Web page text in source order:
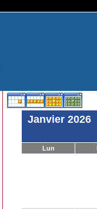
Janvier 2026
Lun